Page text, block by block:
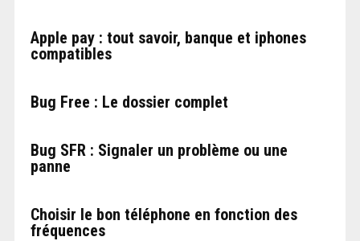
Apple pay : tout savoir, banque et iphones
compatibles
Bug Free : Le dossier complet
Bug SFR : Signaler un problème ou une
panne
Choisir le bon téléphone en fonction des
fréquences